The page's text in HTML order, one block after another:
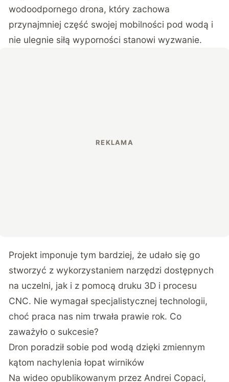
wodoodpornego drona, który zachowa
przynajmniej część swojej mobilności pod wodą i
nie ulegnie siłą wyporności stanowi wyzwanie.
Projekt imponuje tym bardziej, że udało się go
stworzyć z wykorzystaniem narzędzi dostępnych
na uczelni, jak i z pomocą druku 3D i procesu
CNC. Nie wymagał specjalistycznej technologii,
choć praca nas nim trwała prawie rok. Co
zaważyło o sukcesie?
Dron poradził sobie pod wodą dzięki zmiennym
kątom nachylenia łopat wirników
Na wideo opublikowanym przez Andrei Copaci,